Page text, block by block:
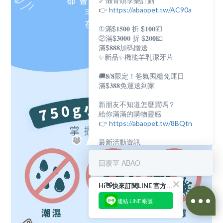
BUY NOW
👉 https://abaopet.tw/AC90a
①滿$𝟏𝟓𝟎𝟎 折 $𝟏𝟎𝟎💴
②滿$𝟑𝟎𝟎𝟎 折 $𝟐𝟎𝟎💶
滿$𝟖𝟖𝟖加碼贈送
✨新品✨機能羊乳潔牙片
🚚𝟖/𝟖限定！爸氣囤糧免運日
滿$𝟑𝟖𝟖免運送到家
新朋友不知道怎麼買嗎？
給你滿滿的購物靈感
👉 https://abaopet.tw/8BQtn
最新活動資訊
都在LINE@生活圈
👉https://lin.ee/lcet1XR
回覆至 ABAO
Hi👋快來訂閱LINE 官方帳號吧！
連結 LINE 帳號